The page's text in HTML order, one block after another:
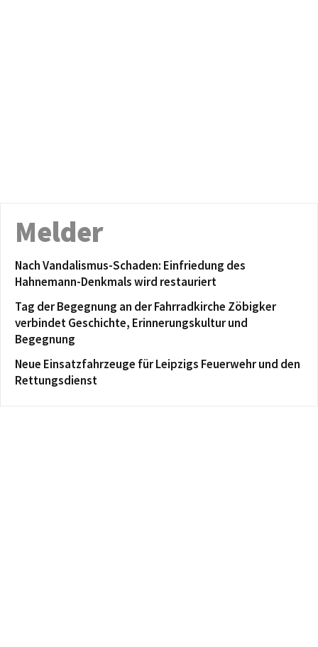
Melder
Nach Vandalismus-Schaden: Einfriedung des
Hahnemann-Denkmals wird restauriert
Tag der Begegnung an der Fahrradkirche Zöbigker
verbindet Geschichte, Erinnerungskultur und
Begegnung
Neue Einsatzfahrzeuge für Leipzigs Feuerwehr und den
Rettungsdienst